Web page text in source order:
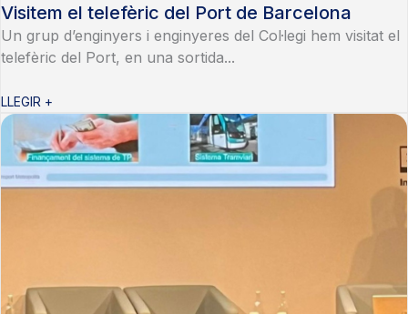
Visitem el telefèric del Port de Barcelona
Un grup d’enginyers i enginyeres del Col·legi hem visitat el
telefèric del Port, en una sortida...
LLEGIR +